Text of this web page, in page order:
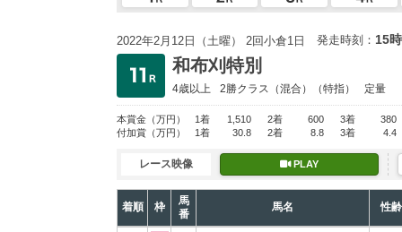
2022年2月12日（土曜） 2回小倉1日 発走時刻： 15
和布刈特別
4歳以上 2勝クラス （混合）（特指） 定量
本賞金 （万円） 1着 1,510 2着 600 3着
380
付加賞 （万円） 1着 30.8 2着 8.8 3着 4.4
レース映像 PLAY
着順 枠
馬
番
馬名 性齢